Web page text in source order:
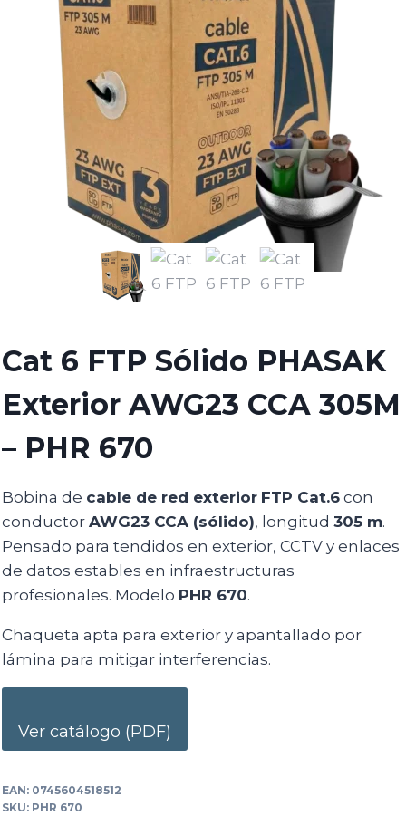
Cat 6 FTP Sólido PHASAK
Exterior AWG23 CCA 305M
– PHR 670
Bobina de cable de red exterior FTP Cat.6 con
conductorAWG23 CCA (sólido), longitud305 m.
Pensado para tendidos en exterior, CCTV y enlaces
de datos estables en infraestructuras
profesionales. Modelo PHR 670.
Chaqueta apta para exterior y apantallado por
lámina para mitigar interferencias.
Ver catálogo (PDF)
EAN: 0745604518512
SKU: PHR 670